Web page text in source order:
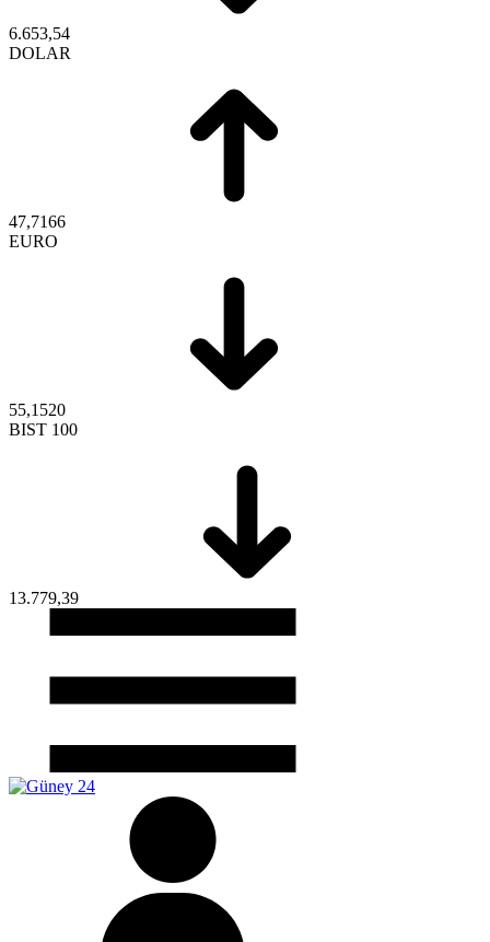
6.653,54
DOLAR
47,7166
EURO
55,1520
BIST 100
13.779,39